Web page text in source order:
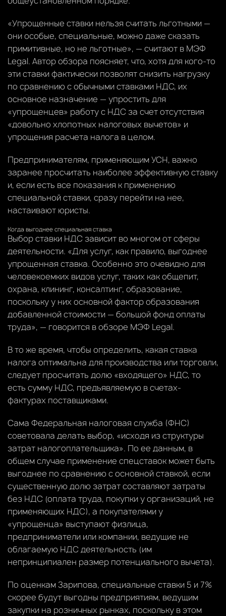
«Упрощенные ставки нельзя считать льготными —
они особые, специальные, можно даже сказать
примитивные, но не льготные», — считают в МЭФ
Legal. Автор обзора поясняет, что, хотя для кого-то
эти ставки фактически позволят снизить нагрузку
по сравнению с обычными ставками НДС, их
основное назначение — упростить для
«упрощенцев» работу с НДС за счет отсутствия
«довольно хлопотных налоговых вычетов» и
упрощения расчета налога в целом.
Предпринимателям, применяющим УСН, важно
заранее просчитать наиболее эффективную ставку
и, если есть все показания к применению
специальной ставки, сразу перейти на нее,
настаивают юристы.
Когда выгоднее специальная ставка
Выбор ставки НДС зависит во многом от сферы
деятельности. «Для услуг, как правило, выгоднее
упрощенная ставка. Особенно это очевидно для
человекоемких видов услуг, таких как общепит,
охрана, клининг, консалтинг, образование,
поскольку у них основной фактор образования
добавленной стоимости — большой фонд оплаты
труда», — говорится в обзоре МЭФ Legal.
В то же время, чтобы определить, какая ставка
налога оптимальна для производства или торговли,
следует просчитать долю «входящего» НДС, то
есть сумму НДС, предъявляемую в счетах-
фактурах поставщиками.
Сама Федеральная налоговая служба (ФНС)
советовала делать выбор, «исходя из структуры
затрат налогоплательщика». По ее данным, в
общем случае применение спецставок может быть
выгоднее по сравнению с основной ставкой, если
существенную долю затрат составляют затраты
без НДС (оплата труда, покупки у организаций, не
применяющих НДС), а покупателями у
«упрощенца» выступают физлица,
предприниматели или компании, ведущие не
облагаемую НДС деятельность (им
непринципиален размер потенциального вычета).
По оценкам Зарипова, специальные ставки 5 и 7%
скорее будут выгодны предприятиям, ведущим
закупки на розничных рынках, поскольку в этом